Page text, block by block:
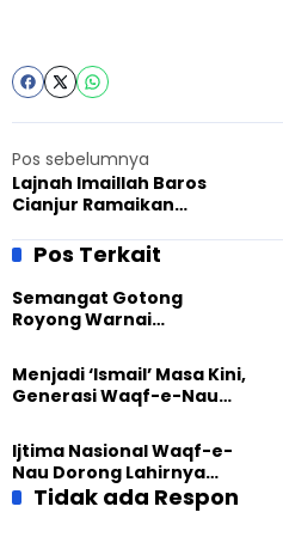
Pos sebelumnya
Lajnah Imaillah Baros
Cianjur Ramaikan
Cianjur Caang
Pos Terkait
Semangat Gotong
Royong Warnai
Masjid di Jemaat
Ahmadiyah Sukapura
Menjadi ‘Ismail’ Masa Kini,
Generasi Waqf-e-Nau
Pengabdian
Ijtima Nasional Waqf-e-
Nau Dorong Lahirnya
Generasi Pengkhidmat
Tidak ada Respon